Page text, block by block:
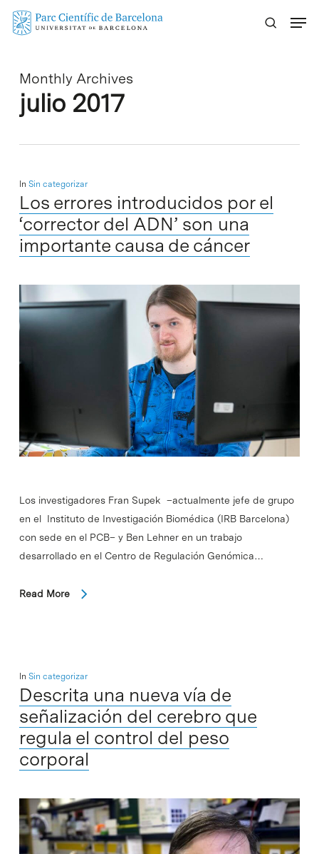
Skip
Monthly Archives
julio 2017
In Sin categorizar
Los errores introducidos por el
‘corrector del ADN’ son una
importante causa de cáncer
Los investigadores Fran Supek –actualmente jefe de grupo
en el Instituto de Investigación Biomédica (IRB Barcelona)
con sede en el PCB– y Ben Lehner en un trabajo
desarrollado en el Centro de Regulación Genómica…
Read More
In Sin categorizar
Descrita una nueva vía de
señalización del cerebro que
regula el control del peso
corporal